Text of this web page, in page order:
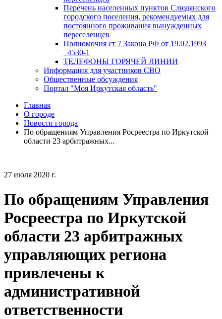
Перечень населенных пунктов Слюдянского
городского поселения, рекомендуемых для
постоянного проживания вынужденных
переселенцев
Полномочия ст 7 Закона РФ от 19.02.1993
_4530-1
ТЕЛЕФОНЫ ГОРЯЧЕЙ ЛИНИИ
Информация для участников СВО
Общественные обсуждения
Портал "Моя Иркутская область"
Главная
О городе
Новости города
По обращениям Управления Росреестра по Иркутской
области 23 арбитражных...
27 июля 2020 г.
По обращениям Управления
Росреестра по Иркутской
области 23 арбитражных
управляющих региона
привлечены к
административной
ответственности